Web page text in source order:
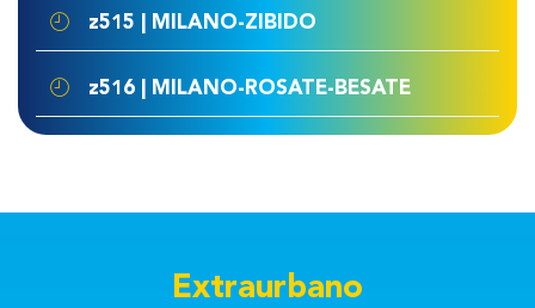
z515 | MILANO-ZIBIDO
z516 | MILANO-ROSATE-BESATE
Extraurbano